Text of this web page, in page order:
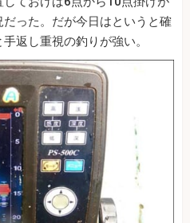
った。だが今日はというと確
返し重視の釣りが強い。